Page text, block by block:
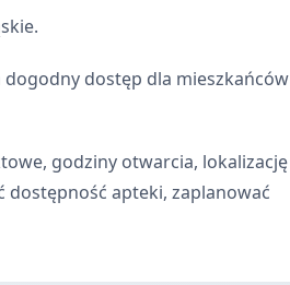
dogodny dostęp dla mieszkańców
godziny otwarcia, lokalizację
dostępność apteki, zaplanować